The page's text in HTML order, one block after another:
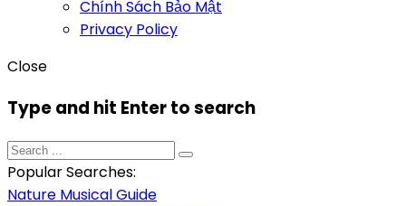
Chính Sách Bảo Mật
Privacy Policy
Close
Type and hit Enter to search
Popular Searches:
Nature MusicalGuide